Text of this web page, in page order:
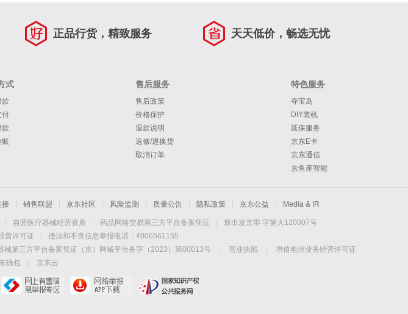
正品行货，精致服务 天天低价，畅选无忧
式
款
付
款
账
售后服务
售后政策
价格保护
退款说明
返修/退换货
取消订单
特色服务
夺宝岛
DIY装机
延保服务
京东E卡
京东通信
京鱼座智能
接 销售联盟 京东社区 风险监测 质量公告 隐私政策 京东公益 Media & IR
自营医疗器械经营资质 药品网络交易第三方平台备案凭证
新出发京零 字第大120007号
营许可证
违法和不良信息举报电话：4006561155
械第三方平台备案凭证（京）网械平台备字（2023）第00013号 营业执照
增值电信业务经营许可证
钱包 京东云